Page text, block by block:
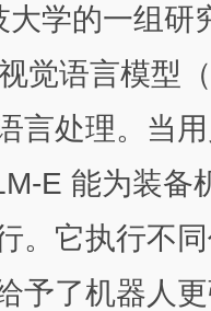
学的一组
觉语言模型
言处理。当
E 能为装
。它执行不
予了机器人